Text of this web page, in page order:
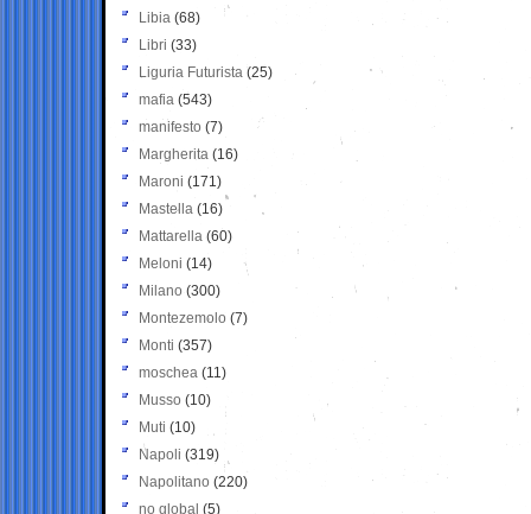
Libia (68)
Libri (33)
Liguria Futurista (25)
mafia (543)
manifesto (7)
Margherita (16)
Maroni (171)
Mastella (16)
Mattarella (60)
Meloni (14)
Milano (300)
Montezemolo (7)
Monti (357)
moschea (11)
Musso (10)
Muti (10)
Napoli (319)
Napolitano (220)
no global (5)